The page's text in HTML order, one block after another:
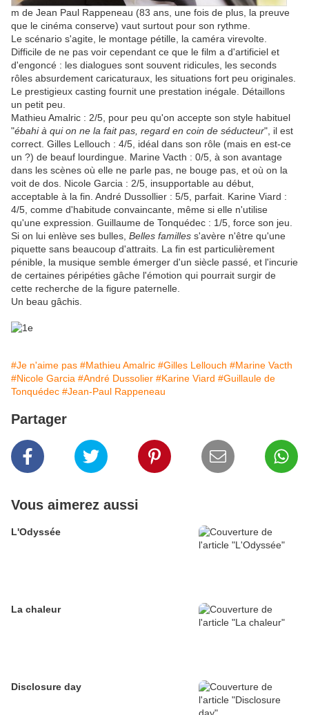
m de Jean Paul Rappeneau (83 ans, une fois de plus, la preuve
que le cinéma conserve) vaut surtout pour son rythme.
Le scénario s'agite, le montage pétille, la caméra virevolte.
Difficile de ne pas voir cependant ce que le film a d'artificiel et
d'engoncé : les dialogues sont souvent ridicules, les seconds
rôles absurdement caricaturaux, les situations fort peu originales.
Le prestigieux casting fournit une prestation inégale. Détaillons
un petit peu.
Mathieu Amalric : 2/5, pour peu qu'on accepte son style habituel
"ébahi à qui on ne la fait pas, regard en coin de séducteur", il est
correct. Gilles Lellouch : 4/5, idéal dans son rôle (mais en est-ce
un ?) de beauf lourdingue. Marine Vacth : 0/5, à son avantage
dans les scènes où elle ne parle pas, ne bouge pas, et où on la
voit de dos. Nicole Garcia : 2/5, insupportable au début,
acceptable à la fin. André Dussollier : 5/5, parfait. Karine Viard :
4/5, comme d'habitude convaincante, même si elle n'utilise
qu'une expression. Guillaume de Tonquédec : 1/5, force son jeu.
Si on lui enlève ses bulles, Belles familles s'avère n'être qu'une
piquette sans beaucoup d'attraits. La fin est particulièrement
pénible, la musique semble émerger d'un siècle passé, et l'incurie
de certaines péripéties gâche l'émotion qui pourrait surgir de
cette recherche de la figure paternelle.
Un beau gâchis.
#Je n'aime pas #Mathieu Amalric #Gilles Lellouch #Marine Vacth
#Nicole Garcia #André Dussolier #Karine Viard #Guillaule de
Tonquédec #Jean-Paul Rappeneau
Partager
Vous aimerez aussi
L'Odyssée
La chaleur
Disclosure day